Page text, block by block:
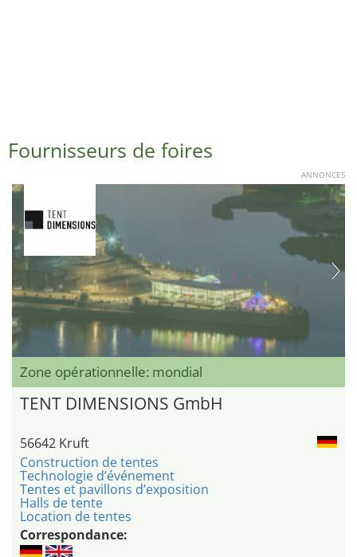
Fournisseurs de foires
ANNONCES
Zone opérationnelle: mondial
TENT DIMENSIONS GmbH
56642 Kruft
Construction de tentes
Technologie d’événement
Tentes et pavillons d’exposition
Halls de tente
Location de tentes
Correspondance: